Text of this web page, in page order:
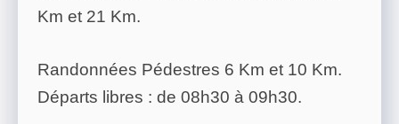
Km et 21 Km.
Randonnées Pédestres 6 Km et 10 Km.
Départs libres : de 08h30 à 09h30.